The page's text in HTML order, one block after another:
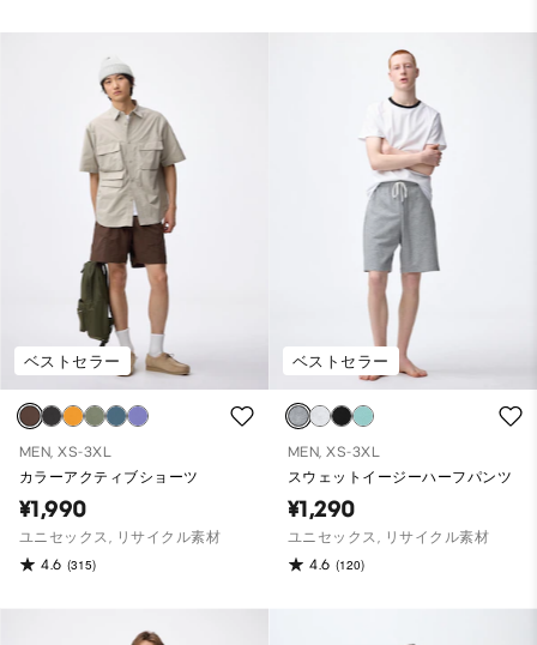
ベストセラー
MEN, XS-3XL
カラーアクティブショーツ
¥1,990
ユニセックス, リサイクル素材
4.6 (315)
ベストセラー
MEN, XS-3XL
スウェットイージーハーフパンツ
¥1,290
ユニセックス, リサイクル素材
4.6 (120)